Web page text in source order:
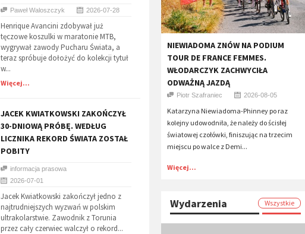
Paweł Waloszczyk 2026-07-28
Henrique Avancini zdobywał już
tęczowe koszulki w maratonie MTB,
wygrywał zawody Pucharu Świata, a
teraz spróbuje dołożyć do kolekcji tytuł
w...
Więcej...
​JACEK KWIATKOWSKI ZAKOŃCZYŁ
30-DNIOWĄ PRÓBĘ. WEDŁUG
LICZNIKA REKORD ŚWIATA ZOSTAŁ
POBITY
informacja prasowa
2026-07-01
Jacek Kwiatkowski zakończył jedno z
najtrudniejszych wyzwań w polskim
ultrakolarstwie. Zawodnik z Torunia
przez cały czerwiec walczył o rekord...
​NIEWIADOMA ZNÓW NA PODIUM
TOUR DE FRANCE FEMMES.
WŁODARCZYK ZACHWYCIŁA
ODWAŻNĄ JAZDĄ
Piotr Szafraniec 2026-08-05
Katarzyna Niewiadoma-Phinney po raz
kolejny udowodniła, że należy do ścisłej
światowej czołówki, finiszując na trzecim
miejscu po walce z Demi...
Więcej...
Wydarzenia Wszystkie